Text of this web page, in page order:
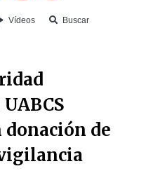
Vídeos Buscar
de